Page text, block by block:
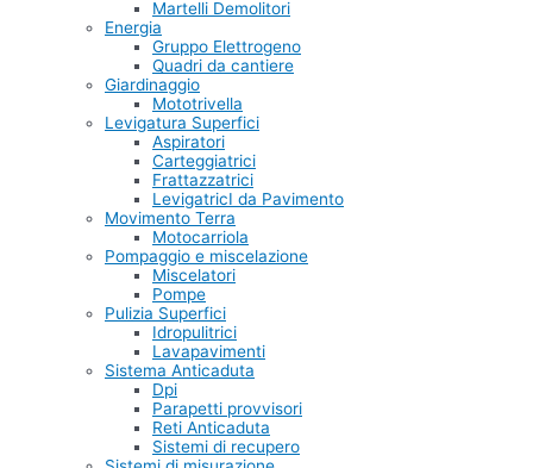
Martelli Demolitori
Energia
Gruppo Elettrogeno
Quadri da cantiere
Giardinaggio
Mototrivella
Levigatura Superfici
Aspiratori
Carteggiatrici
Frattazzatrici
LevigatricI da Pavimento
Movimento Terra
Motocarriola
Pompaggio e miscelazione
Miscelatori
Pompe
Pulizia Superfici
Idropulitrici
Lavapavimenti
Sistema Anticaduta
Dpi
Parapetti provvisori
Reti Anticaduta
Sistemi di recupero